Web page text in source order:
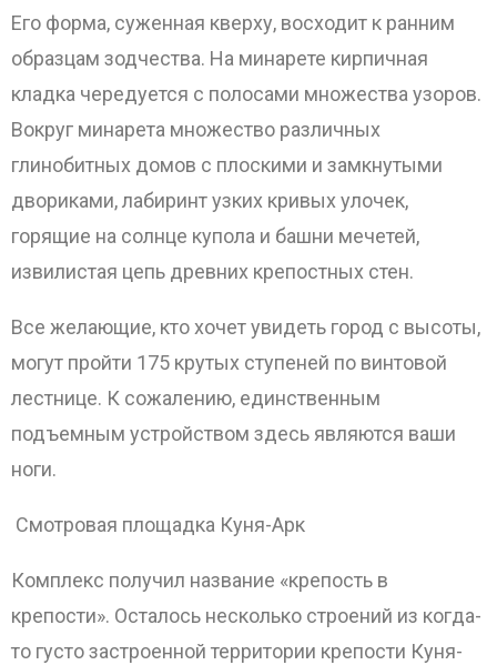
Его форма, суженная кверху, восходит к ранним
образцам зодчества. На минарете кирпичная
кладка чередуется с полосами множества узоров.
Вокруг минарета множество различных
глинобитных домов с плоскими и замкнутыми
двориками, лабиринт узких кривых улочек,
горящие на солнце купола и башни мечетей,
извилистая цепь древних крепостных стен.
Все желающие, кто хочет увидеть город с высоты,
могут пройти 175 крутых ступеней по винтовой
лестнице. К сожалению, единственным
подъемным устройством здесь являются ваши
ноги.
Смотровая площадка Куня-Арк
Комплекс получил название «крепость в
крепости». Осталось несколько строений из когда-
то густо застроенной территории крепости Куня-